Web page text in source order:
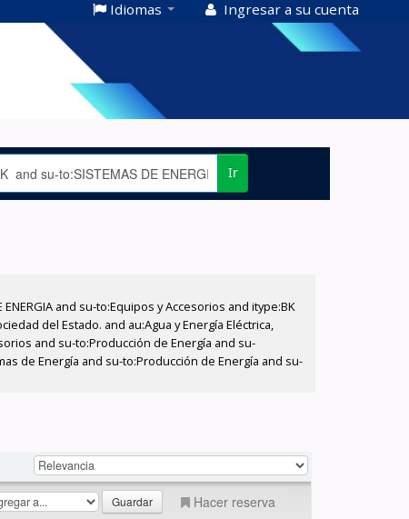
Idiomas Ingresar a su cuenta
Ir
and su-to:Equipos y Accesorios and itype:BK
del Estado. and au:Agua y Energía Eléctrica,
and su-to:Producción de Energía and su-
de Energía and su-to:Producción de Energía and su-
Hacer reserva